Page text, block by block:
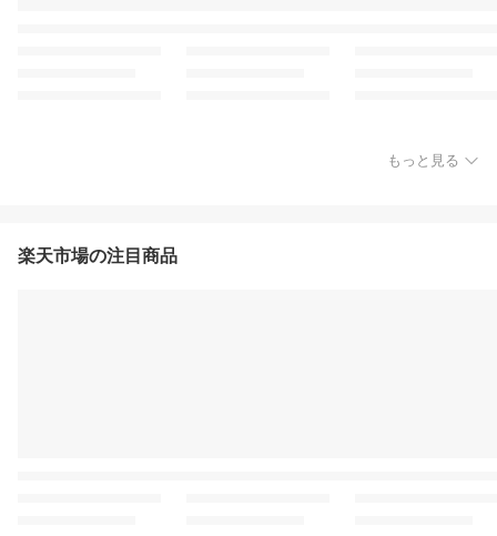
もっと見る
楽天市場の注目商品